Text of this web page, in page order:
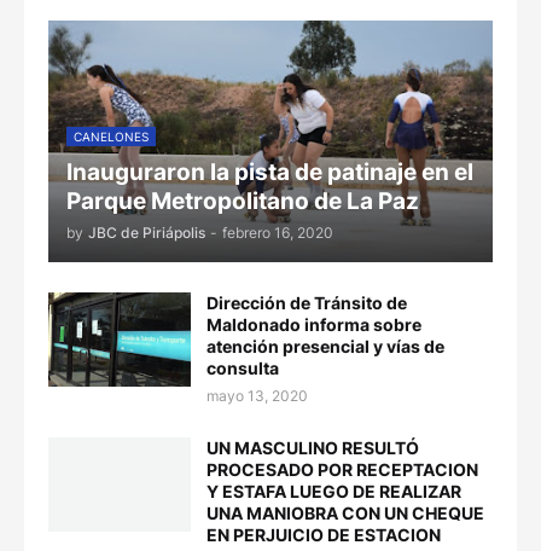
CANELONES
Inauguraron la pista de patinaje en el
Parque Metropolitano de La Paz
by JBC de Piriápolis - febrero 16, 2020
Dirección de Tránsito de
Maldonado informa sobre
atención presencial y vías de
consulta
mayo 13, 2020
UN MASCULINO RESULTÓ
PROCESADO POR RECEPTACION
Y ESTAFA LUEGO DE REALIZAR
UNA MANIOBRA CON UN CHEQUE
EN PERJUICIO DE ESTACION